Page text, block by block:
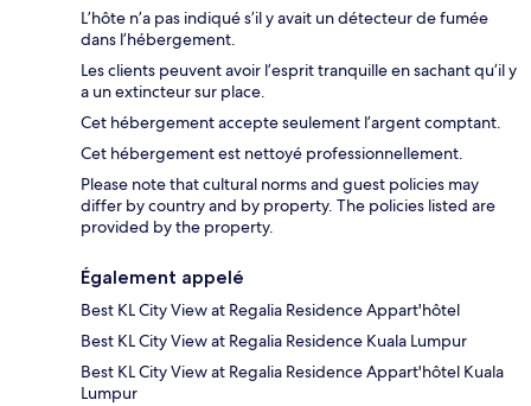
L’hôte n’a pas indiqué s’il y avait un détecteur de fumée
dans l’hébergement.
Les clients peuvent avoir l’esprit tranquille en sachant qu’il y
a un extincteur sur place.
Cet hébergement accepte seulement l’argent comptant.
Cet hébergement est nettoyé professionnellement.
Please note that cultural norms and guest policies may
differ by country and by property. The policies listed are
provided by the property.
Également appelé
Best KL City View at Regalia Residence Appart'hôtel
Best KL City View at Regalia Residence Kuala Lumpur
Best KL City View at Regalia Residence Appart'hôtel Kuala
Lumpur